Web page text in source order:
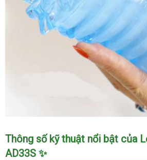
Cốc
thủ
dâm
Thông số kỹ thuật nổi bật của
AD33S ✨